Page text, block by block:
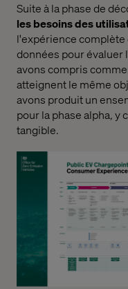
Suite à la phase de
les besoins des
l'expérience complète
données pour évaluer
avons compris
atteignent le même
avons produit un
pour la phase alpha, y
tangible.